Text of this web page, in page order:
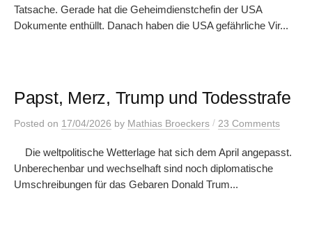
Tatsache. Gerade hat die Geheimdienstchefin der USA
Dokumente enthüllt. Danach haben die USA gefährliche Vir...
Papst, Merz, Trump und Todesstrafe
Posted on 17/04/2026 by Mathias Broeckers / 23 Comments
Die weltpolitische Wetterlage hat sich dem April angepasst.
Unberechenbar und wechselhaft sind noch diplomatische
Umschreibungen für das Gebaren Donald Trum...